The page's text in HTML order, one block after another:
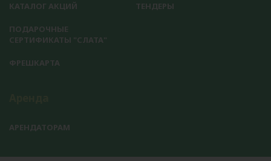
КАТАЛОГ АКЦИЙ
ПОДАРОЧНЫЕ
СЕРТИФИКАТЫ "СЛАТА"
ФРЕШКАРТА
ТЕНДЕРЫ
АРЕНДАТОРАМ